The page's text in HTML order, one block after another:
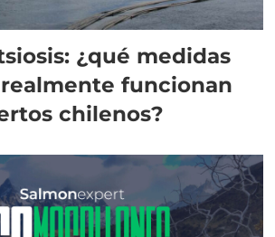
¿qué medidas
funcionan
chilenos?